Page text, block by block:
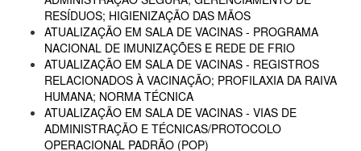
RESÍDUOS; HIGIENIZAÇÃO DAS MÃOS
ATUALIZAÇÃO EM SALA DE VACINAS - PROGRAMA
NACIONAL DE IMUNIZAÇÕES E REDE DE FRIO
ATUALIZAÇÃO EM SALA DE VACINAS - REGISTROS
RELACIONADOS À VACINAÇÃO; PROFILAXIA DA RAIVA
HUMANA; NORMA TÉCNICA
ATUALIZAÇÃO EM SALA DE VACINAS - VIAS DE
ADMINISTRAÇÃO E TÉCNICAS/PROTOCOLO
OPERACIONAL PADRÃO (POP)